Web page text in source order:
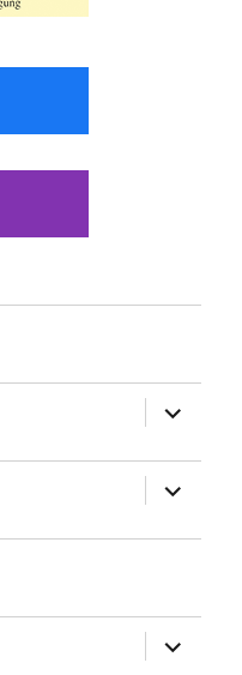
anzeigen
anzeigen
anzeigen